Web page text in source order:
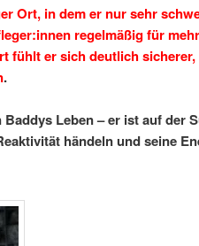
Ort, in dem er nur sehr
regelmäßig für
fühlt er sich deutlich sicherer,
.
Leben – er ist auf der
händeln und seine